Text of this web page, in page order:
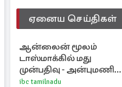
ஏனைய செய்திகள்
ஆன்லைன் மூலம்
டாஸ்மாக்கில் மது
முன்பதிவு - அன்புமணி
ராமதாஸ் எதிர்ப்பு
ibc tamilnadu